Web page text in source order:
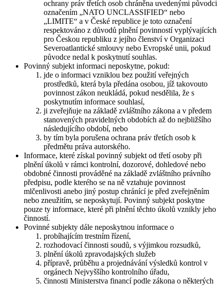
ochrany práv třetích osob chráněna uvedenými původci
označením „NATO UNCLASSIFIED“ nebo
„LIMITE“ a v České republice je toto označení
respektováno z důvodů plnění povinností vyplývajících
pro Českou republiku z jejího členství v Organizaci
Severoatlantické smlouvy nebo Evropské unii, pokud
původce nedal k poskytnutí souhlas.
Povinný subjekt informaci neposkytne, pokud:
jde o informaci vzniklou bez použití veřejných
prostředků, která byla předána osobou, jíž takovouto
povinnost zákon neukládá, pokud nesdělila, že s
poskytnutím informace souhlasí,
ji zveřejňuje na základě zvláštního zákona a v předem
stanovených pravidelných obdobích až do nejbližšího
následujícího období, nebo
by tím byla porušena ochrana práv třetích osob k
předmětu práva autorského.
Informace, které získal povinný subjekt od třetí osoby při
plnění úkolů v rámci kontrolní, dozorové, dohledové nebo
obdobné činnosti prováděné na základě zvláštního právního
předpisu, podle kterého se na ně vztahuje povinnost
mlčenlivosti anebo jiný postup chránící je před zveřejněním
nebo zneužitím, se neposkytují. Povinný subjekt poskytne
pouze ty informace, které při plnění těchto úkolů vznikly jeho
činností.
Povinné subjekty dále neposkytnou informace o
probíhajícím trestním řízení,
rozhodovací činnosti soudů, s výjimkou rozsudků,
plnění úkolů zpravodajských služeb
přípravě, průběhu a projednávání výsledků kontrol v
orgánech Nejvyššího kontrolního úřadu,
činnosti Ministerstva financí podle zákona o některých